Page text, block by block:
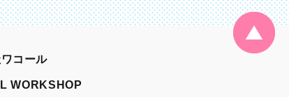
コール
WORKSHOP